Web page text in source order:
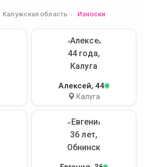
Калужская область Износки
Алексей, 44
Калуга